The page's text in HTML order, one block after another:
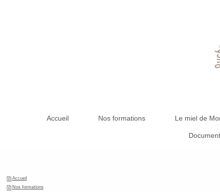
Accueil Nos formations Le miel de
Accueil
Nos formations